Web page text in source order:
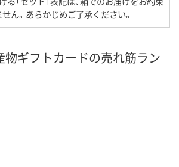
ん。あらかじめご了承ください。
物ギフトカードの売れ筋ラン